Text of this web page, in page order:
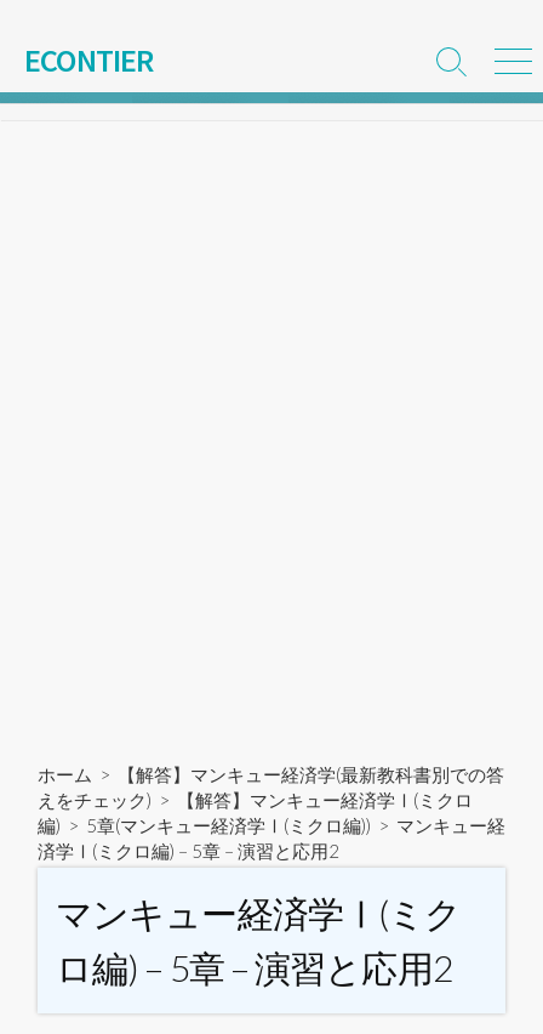
ン
ECONTIER
検
索
メ
ニ
ホーム >
【解答】マンキュー経済学(最新教科書別での答
えをチェック) >
【解答】マンキュー経済学Ⅰ(ミクロ
編) > 5章(マンキュー経済学Ⅰ(ミクロ編)) > マンキュー経
済学Ⅰ(ミクロ編) – 5章 – 演習と応用2
マンキュー経済学Ⅰ(ミク
ロ編) – 5章 – 演習と応用2